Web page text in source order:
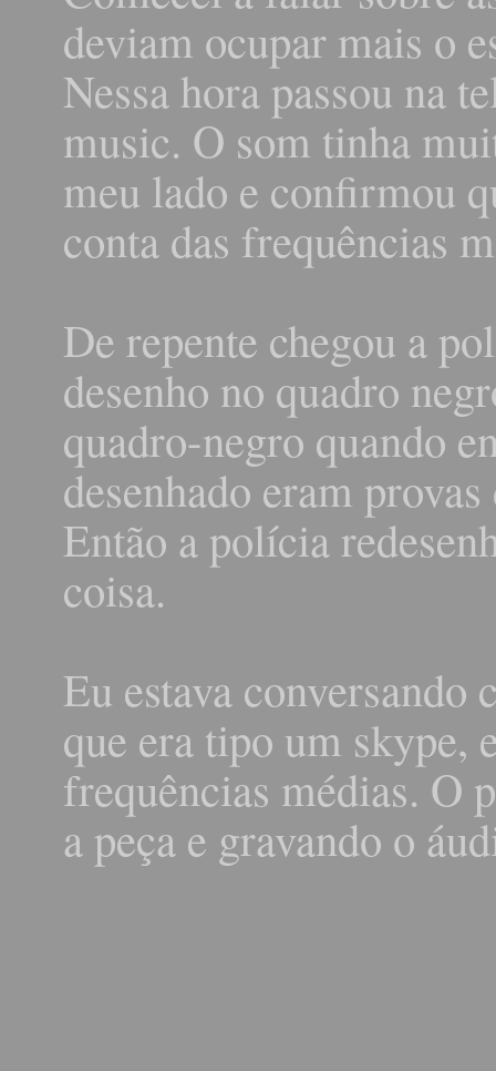
deviam ocupar mais o
Nessa hora passou na
music. O som tinha
meu lado e confirmou
conta das frequências
De repente chegou a
desenho no quadro
quadro-negro quando
desenhado eram
Então a polícia
coisa.
Eu estava
que era tipo um skype,
frequências médias. O
a peça e gravando o